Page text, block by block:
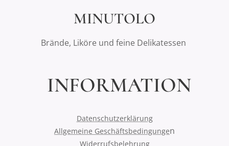
MINUTOLO
Brände, Liköre und feine Delikatessen
INFORMATION
Datenschutzerklärung
Allgemeine Geschäftsbedingungen
Widerrufsbelehrung